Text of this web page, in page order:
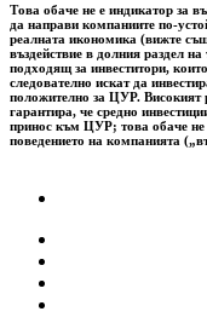
Това обаче не е индикатор за
да направи компаниите по-
реалната икономика (вижте
въздействие в долния раздел
подходящ за инвеститори,
следователно искат да
положително за ЦУР. Високият
гарантира, че средно
принос към ЦУР; това обаче не
поведението на компанията